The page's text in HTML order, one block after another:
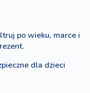
po wieku, marce i
dla dzieci